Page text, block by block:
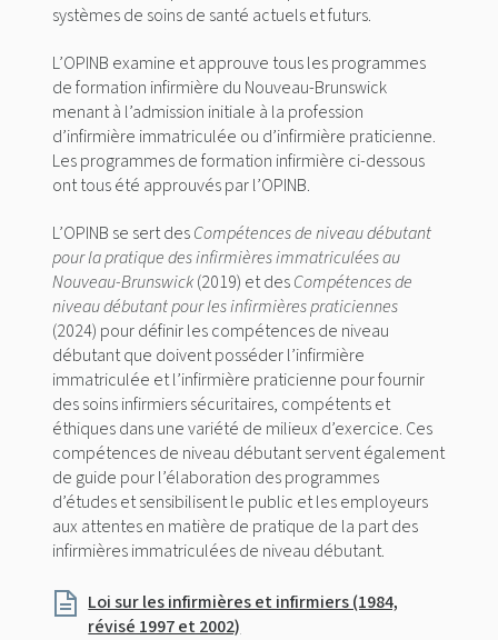
systèmes de soins de santé actuels et futurs.
L’OPINB examine et approuve tous les programmes
de formation infirmière du Nouveau-Brunswick
menant à l’admission initiale à la profession
d’infirmière immatriculée ou d’infirmière praticienne.
Les programmes de formation infirmière ci-dessous
ont tous été approuvés par l’OPINB.
L’OPINB se sert desCompétences de niveau débutant
pour la pratique des infirmières immatriculées au
Nouveau-Brunswick(2019) et desCompétences de
niveau débutant pour les infirmières praticiennes
(2024) pour définir les compétences de niveau
débutant que doivent posséder l’infirmière
immatriculée et l’infirmière praticienne pour fournir
des soins infirmiers sécuritaires, compétents et
éthiques dans une variété de milieux d’exercice. Ces
compétences de niveau débutant servent également
de guide pour l’élaboration des programmes
d’études et sensibilisent le public et les employeurs
aux attentes en matière de pratique de la part des
infirmières immatriculées de niveau débutant.
Loi sur les infirmières et infirmiers (1984,
révisé 1997 et 2002)